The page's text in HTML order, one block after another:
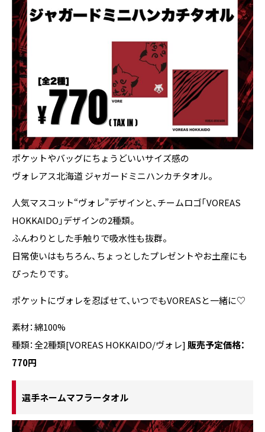
ポケットやバッグにちょうどいいサイズ感の
ヴォレアス北海道 ジャガードミニハンカチタオル。
人気マスコット“ヴォレ”デザインと、チームロゴ「VOREAS
HOKKAIDO」デザインの2種類。
ふんわりとした手触りで吸水性も抜群。
日常使いはもちろん、ちょっとしたプレゼントやお土産にも
ぴったりです。
ポケットにヴォレを忍ばせて、いつでもVOREASと一緒に♡
素材：綿100%
種類：全2種類[VOREAS HOKKAIDO/ヴォレ] 販売予定価格：
770円
選手ネームマフラータオル